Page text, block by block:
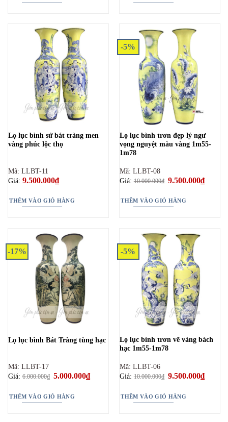
Lọ lục bình sứ bát tràng men
vàng phúc lộc thọ
Mã: LLBT-11
Giá: 9.500.000₫
THÊM VÀO GIỎ HÀNG
-5%
Lọ lục bình trơn đẹp lý ngư
vọng nguyệt màu vàng 1m55-
1m78
Mã: LLBT-08
Giá:10.000.000₫ Giá
gốc
10.000.000₫.
9.500.000₫Giá
hiện
THÊM VÀO GIỎ HÀNG
-17%
Lọ lục bình Bát Tràng tùng hạc
Mã: LLBT-17
Giá:6.000.000₫ Giá
6.000.000₫.
5.000.000₫Giá
hiện
THÊM VÀO GIỎ HÀNG
-5%
Lọ lục bình trơn vẽ vàng bách
hạc 1m55-1m78
Mã: LLBT-06
Giá:10.000.000₫ Giá
10.000.000₫.
9.500.000₫Giá
hiện
THÊM VÀO GIỎ HÀNG